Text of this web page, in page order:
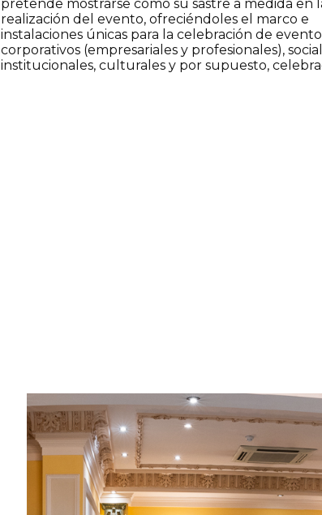
pretende mostrarse como su sastre a medida en
realización del evento, ofreciéndoles el marco e
instalaciones únicas para la celebración de
corporativos (empresariales y profesionales),
institucionales, culturales y por supuesto,